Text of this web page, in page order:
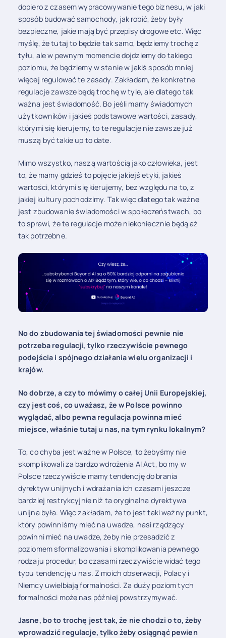
dopiero z czasem wypracowywanie tego biznesu, w jaki
sposób budować samochody, jak robić, żeby były
bezpieczne, jakie mają być przepisy drogowe etc. Więc
myślę, że tutaj to będzie tak samo, będziemy trochę z
tyłu, ale w pewnym momencie dojdziemy do takiego
poziomu, że będziemy w stanie w jakiś sposób mniej
więcej regulować te zasady. Zakładam, że konkretne
regulacje zawsze będą trochę w tyle, ale dlatego tak
ważna jest świadomość. Bo jeśli mamy świadomych
użytkowników i jakieś podstawowe wartości, zasady,
którymi się kierujemy, to te regulacje nie zawsze już
muszą być takie up to date.
Mimo wszystko, naszą wartością jako człowieka, jest
to, że mamy gdzieś to pojęcie jakiejś etyki, jakieś
wartości, którymi się kierujemy, bez względu na to, z
jakiej kultury pochodzimy. Tak więc dlatego tak ważne
jest zbudowanie świadomości w społeczeństwach, bo
to sprawi, że te regulacje może niekoniecznie będą aż
tak potrzebne.
No do zbudowania tej świadomości pewnie nie
potrzeba regulacji, tylko rzeczywiście pewnego
podejścia i spójnego działania wielu organizacji i
krajów.
No dobrze, a czy to mówimy o całej Unii Europejskiej,
czy jest coś, co uważasz, że w Polsce powinno
wyglądać, albo pewna regulacja powinna mieć
miejsce, właśnie tutaj u nas, na tym rynku lokalnym?
To, co chyba jest ważne w Polsce, to żebyśmy nie
skomplikowali za bardzo wdrożenia AI Act, bo my w
Polsce rzeczywiście mamy tendencję do brania
dyrektyw unijnych i wdrażania ich czasami jeszcze
bardziej restrykcyjnie niż ta oryginalna dyrektywa
unijna była. Więc zakładam, że to jest taki ważny punkt,
który powinniśmy mieć na uwadze, nasi rządzący
powinni mieć na uwadze, żeby nie przesadzić z
poziomem sformalizowania i skomplikowania pewnego
rodzaju procedur, bo czasami rzeczywiście widać tego
typu tendencję u nas. Z moich obserwacji, Polacy i
Niemcy uwielbiają formalności. Za duży poziom tych
formalności może nas później powstrzymywać.
Jasne, bo to trochę jest tak, że nie chodzi o to, żeby
wprowadzić regulacje, tylko żeby osiągnąć pewien